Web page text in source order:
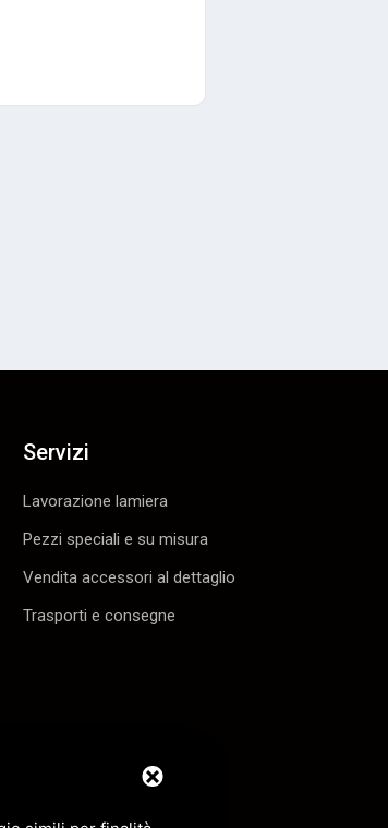
Servizi
Lavorazione lamiera
Pezzi speciali e su misura
Vendita accessori al dettaglio
Trasporti e consegne